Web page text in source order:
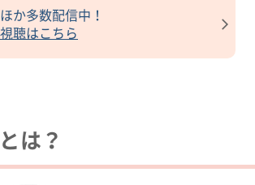
か多数配信中！
聴はこちら
は？